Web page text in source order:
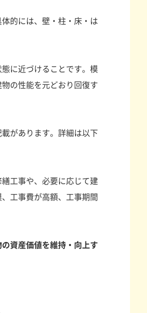
的には、壁・柱・床・は
に近づけることです。模
の性能を元どおり回復す
があります。詳細は以下
工事や、必要に応じて建
工事費が高額、工事期間
資産価値を維持・向上す